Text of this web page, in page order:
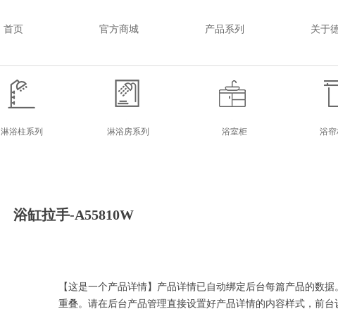
首页 官方商城 产品系列 关于
浴缸拉手-A55810W
淋浴柱系列 淋浴房系列 浴室柜 浴帘
【这是一个产品详情】产品详情已自动绑定后台每篇产品的数
重叠。请在后台产品管理直接设置好产品详情的内容样式，前台